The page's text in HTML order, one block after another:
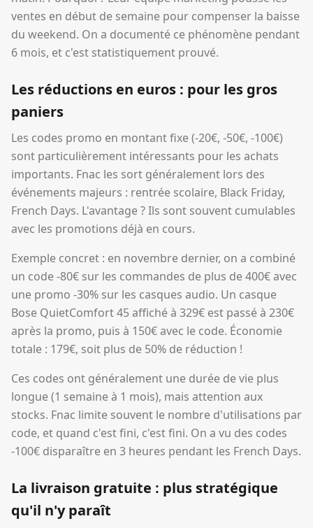
ventes en début de semaine pour compenser la baisse
du weekend. On a documenté ce phénomène pendant
6 mois, et c'est statistiquement prouvé.
Les réductions en euros : pour les gros
paniers
Les codes promo en montant fixe (-20€, -50€, -100€)
sont particulièrement intéressants pour les achats
importants. Fnac les sort généralement lors des
événements majeurs : rentrée scolaire, Black Friday,
French Days. L'avantage ? Ils sont souvent cumulables
avec les promotions déjà en cours.
Exemple concret : en novembre dernier, on a combiné
un code -80€ sur les commandes de plus de 400€ avec
une promo -30% sur les casques audio. Un casque
Bose QuietComfort 45 affiché à 329€ est passé à 230€
après la promo, puis à 150€ avec le code. Économie
totale : 179€, soit plus de 50% de réduction !
Ces codes ont généralement une durée de vie plus
longue (1 semaine à 1 mois), mais attention aux
stocks. Fnac limite souvent le nombre d'utilisations par
code, et quand c'est fini, c'est fini. On a vu des codes
-100€ disparaître en 3 heures pendant les French Days.
La livraison gratuite : plus stratégique
qu'il n'y paraît